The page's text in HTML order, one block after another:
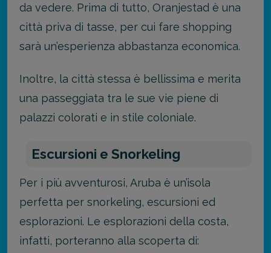
da vedere. Prima di tutto, Oranjestad è una
città priva di tasse, per cui fare shopping
sarà un’esperienza abbastanza economica.
Inoltre, la città stessa è bellissima e merita
una passeggiata tra le sue vie piene di
palazzi colorati e in stile coloniale.
Escursioni e Snorkeling
Per i più avventurosi, Aruba è un’isola
perfetta per snorkeling, escursioni ed
esplorazioni. Le esplorazioni della costa,
infatti, porteranno alla scoperta di: